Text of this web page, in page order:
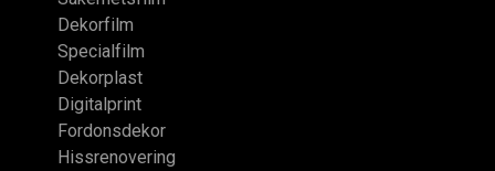
Dekorfilm
Specialfilm
Dekorplast
Digitalprint
Fordonsdekor
Hissrenovering